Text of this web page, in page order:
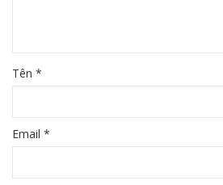
Tên *
Email *